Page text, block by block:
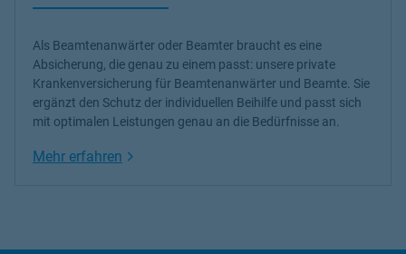
Als Beamtenanwärter oder Beamter braucht es eine
Absicherung, die genau zu einem passt: unsere private
Krankenversicherung für Beamtenanwärter und Beamte. Sie
ergänzt den Schutz der individuellen Beihilfe und passt sich
mit optimalen Leistungen genau an die Bedürfnisse an.
Mehr erfahren Link Opens in New Tab